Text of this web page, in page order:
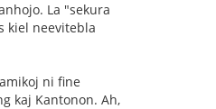
La "sekura
kiel neevitebla
ni fine
kaj Kantonon. Ah,